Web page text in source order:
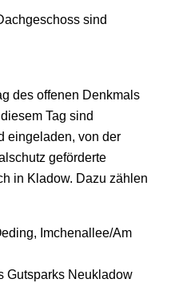
sind
des offenen Denkmals
Tag sind
eingeladen, von der
geförderte
in Kladow. Dazu zählen
Imchenallee/Am
Gutsparks Neukladow